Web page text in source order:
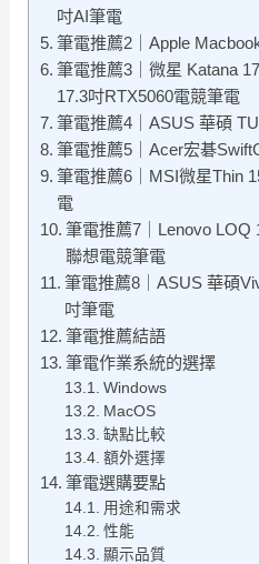
吋AI筆電
筆電推薦2｜Apple
筆電推薦3｜微星 Katana
17.3吋RTX5060電競筆電
筆電推薦4｜ASUS 華碩
筆電推薦5｜Acer宏碁
筆電推薦6｜MSI微星Thin
電
筆電推薦7｜Lenovo LOQ
聯想電競筆電
筆電推薦8｜ASUS 華碩
吋筆電
筆電推薦結語
筆電作業系統的選擇
Windows
MacOS
缺點比較
額外選擇
筆電選購要點
用途和需求
性能
顯示品質